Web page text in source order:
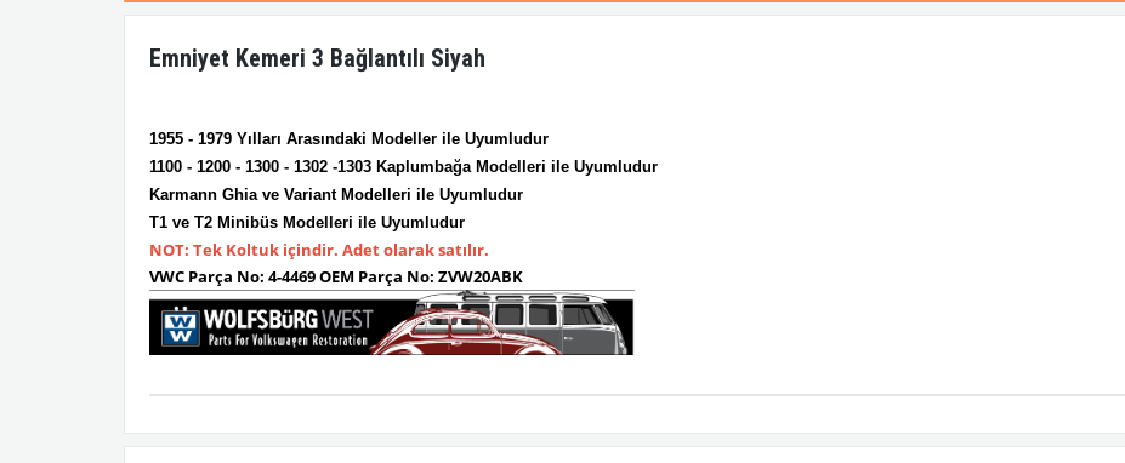
Emniyet Kemeri 3 Bağlantılı Siyah
1955 - 1979 Yılları Arasındaki Modeller ile Uyumludur
1100 - 1200 - 1300 - 1302 -1303 Kaplumbağa Modelleri ile Uyumludur
Karmann Ghia ve Variant Modelleri ile Uyumludur
T1 ve T2 Minibüs Modelleri ile Uyumludur
NOT: Tek Koltuk içindir. Adet olarak satılır.
VWC Parça No: 4-4469OEM Parça No: ZVW20ABK